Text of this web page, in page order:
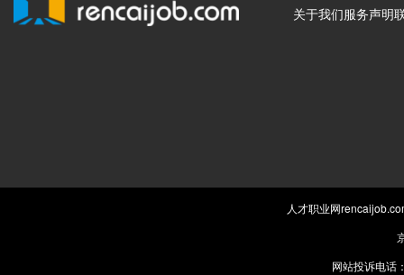
关于我们服务声明
人才职业网
网站投诉电话